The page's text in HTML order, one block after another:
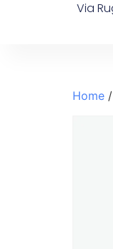
Via
Home /